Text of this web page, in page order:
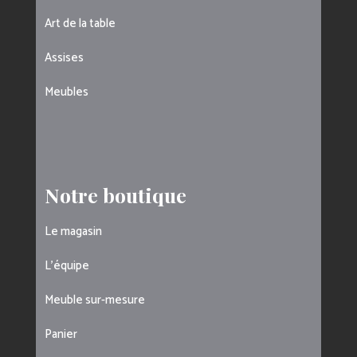
Art de la table
Assises
Meubles
Notre boutique
Le magasin
L’équipe
Meuble sur-mesure
Panier